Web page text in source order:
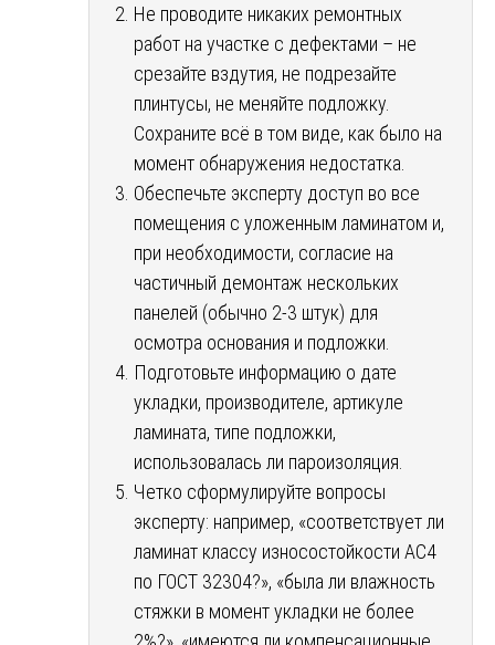
Не проводите никаких ремонтных
работ на участке с дефектами – не
срезайте вздутия, не подрезайте
плинтусы, не меняйте подложку.
Сохраните всё в том виде, как было на
момент обнаружения недостатка.
Обеспечьте эксперту доступ во все
помещения с уложенным ламинатом и,
при необходимости, согласие на
частичный демонтаж нескольких
панелей (обычно 2-3 штук) для
осмотра основания и подложки.
Подготовьте информацию о дате
укладки, производителе, артикуле
ламината, типе подложки,
использовалась ли пароизоляция.
Четко сформулируйте вопросы
эксперту: например, «соответствует ли
ламинат классу износостойкости AC4
по ГОСТ 32304?», «была ли влажность
стяжки в момент укладки не более